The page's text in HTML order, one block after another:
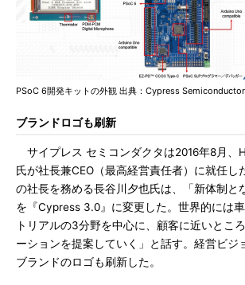
PSoC 6開発キットの外観 出典：Cypress Semiconductor
ブランドロゴも刷新
サイプレス セミコンダクタは2016年8月、
氏が社長兼CEO（最高経営責任者）に就任し
の社長を務める長谷川夕也氏は、「新体制と
を『Cypress 3.0』に変更した。世界的には
トリアルの3分野を中心に、顧客に近いとこ
ーションを提案していく」と話す。経営ビジ
ブランドのロゴも刷新した。